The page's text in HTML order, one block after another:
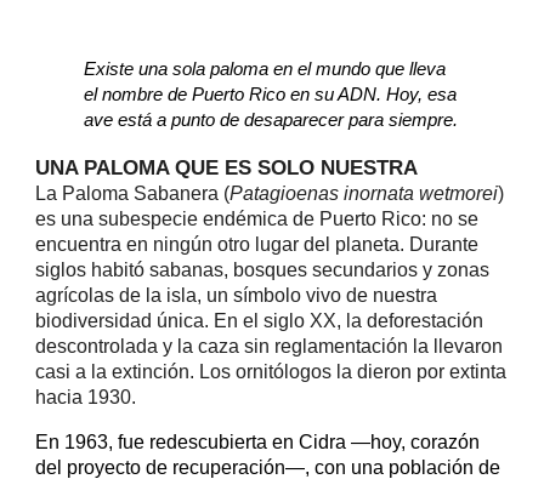
Existe una sola paloma en el mundo que lleva
el nombre de Puerto Rico en su ADN. Hoy, esa
ave está a punto de desaparecer para siempre.
UNA PALOMA QUE ES SOLO NUESTRA
La Paloma Sabanera (Patagioenas inornata wetmorei)
es una subespecie endémica de Puerto Rico: no se
encuentra en ningún otro lugar del planeta. Durante
siglos habitó sabanas, bosques secundarios y zonas
agrícolas de la isla, un símbolo vivo de nuestra
biodiversidad única. En el siglo XX, la deforestación
descontrolada y la caza sin reglamentación la llevaron
casi a la extinción. Los ornitólogos la dieron por extinta
hacia 1930.
En 1963, fue redescubierta en Cidra —hoy, corazón
del proyecto de recuperación—, con una población de